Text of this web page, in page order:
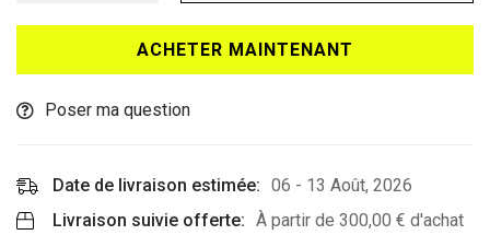
ACHETER MAINTENANT
Poser ma question
Date de livraison estimée: 06 - 13 Août, 2026
Livraison suivie offerte: À partir de 300,00 € d'achat